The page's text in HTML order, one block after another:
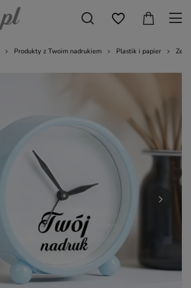
Produkty z Twoim nadrukiem Plastik i papier